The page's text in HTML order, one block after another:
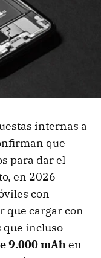
internas a
que
para dar el
en 2026
con
que cargar con
que incluso
9.000 mAhen